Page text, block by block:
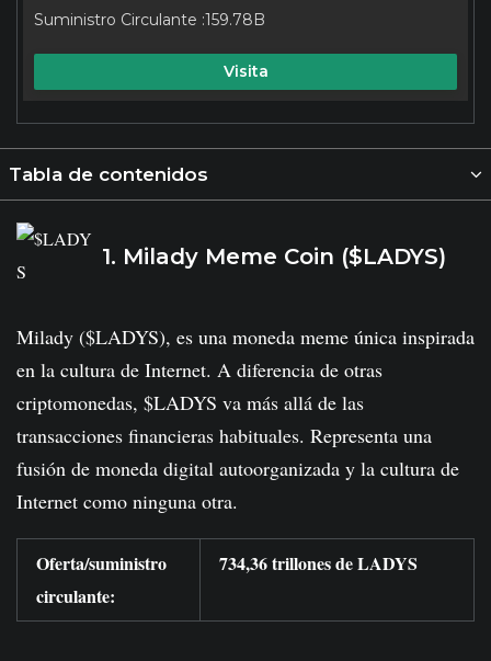
159.78B
Visita
Tabla de contenidos
1. Milady Meme Coin ($LADYS)
Milady ($LADYS), es una moneda meme única inspirada
en la cultura de Internet. A diferencia de otras
criptomonedas, $LADYS va más allá de las
transacciones financieras habituales. Representa una
fusión de moneda digital autoorganizada y la cultura de
Internet como ninguna otra.
Oferta/suministro
circulante:
734,36 trillones de LADYS